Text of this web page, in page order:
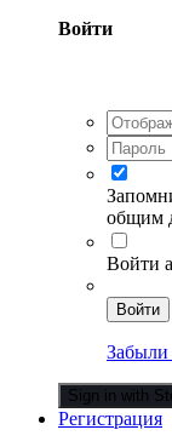
Войти
общим
Войти
Войти
Забыли
Sign in with
Регистрация